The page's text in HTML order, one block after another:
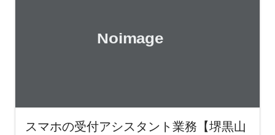
スマホの受付アシスタント業務【堺黒山